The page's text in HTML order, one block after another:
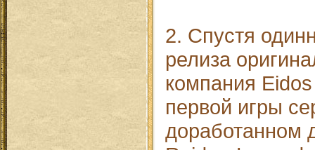
2. Спустя
релиза
компания
первой игры
доработанном